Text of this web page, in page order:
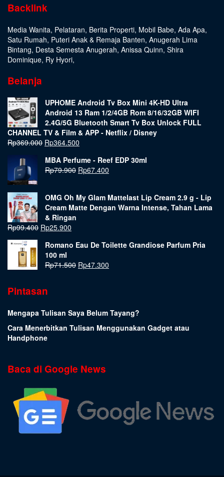
Backlink
Media Wanita, Pelataran, Berita Properti, Mobil Babe, Ada Apa,
Satu Rumah, Puteri Anak & Remaja Banten, Anugerah Lima
Bintang, Desta Semesta Anugerah, Anissa Quinn, Shira
Dominique, Ry Hyori,
Belanja
UPHOME Android Tv Box Mini 4K-HD Ultra
Android 13 Ram 1/2/4GB Rom 8/16/32GB WIFI
2.4G/5G Bluetooth Smart Tv Box Unlock FULL
CHANNEL TV & Film & APP - Netflix / Disney
Rp369.000 Rp364.500
MBA Perfume - Reef EDP 30ml
Rp79.900 Rp67.400
OMG Oh My Glam Mattelast Lip Cream 2.9 g - Lip
Cream Matte Dengan Warna Intense, Tahan Lama
& Ringan
Rp99.400 Rp25.900
Romano Eau De Toilette Grandiose Parfum Pria
100 ml
Rp71.500 Rp47.300
Pintasan
Mengapa Tulisan Saya Belum Tayang?
Cara Menerbitkan Tulisan Menggunakan Gadget atau
Handphone
Baca di Google News